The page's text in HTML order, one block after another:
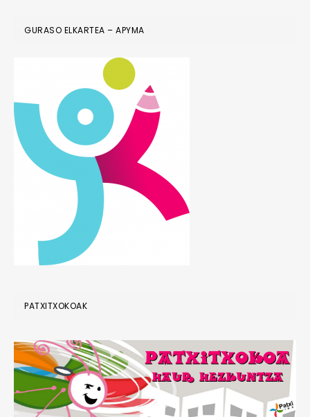
FOOTER
GURASO ELKARTEA – APYMA
PATXITXOKOAK